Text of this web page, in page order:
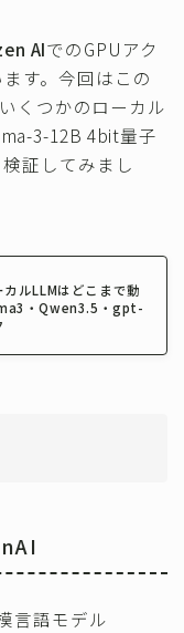
AIでのGPUアク
す。今回はこの
くつかのローカル
3-12B 4bit量子
証してみまし
ルLLMはどこまで動
・Qwen3.5・gpt-
言語モデル